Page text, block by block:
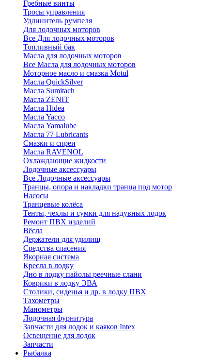
Гребные винты
Тросы управления
Удлинитель румпеля
Для лодочных моторов
Все Для лодочных моторов
Топливный бак
Масла для лодочных моторов
Все Масла для лодочных моторов
Моторное масло и смазка Motul
Масла QuickSilver
Масла Sumitach
Масла ZENIT
Масла Hidea
Масла Yacco
Масла Yamalube
Масла 77 Lubricants
Смазки и спреи
Масла RAVENOL
Охлаждающие жидкости
Лодочные аксессуары
Все Лодочные аксессуары
Транцы, опора и накладки транца под мотор
Насосы
Транцевые колёса
Тенты, чехлы и сумки для надувных лодок
Ремонт ПВХ изделий
Вёсла
Держатели для удилищ
Средства спасения
Якорная система
Кресла в лодку
Дно в лодку пайолы реечные слани
Коврики в лодку ЭВА
Столики, сиденья и др. в лодку ПВХ
Тахометры
Манометры
Лодочная фурнитура
Запчасти для лодок и каяков Intex
Освещение для лодок
Запчасти
Рыбалка